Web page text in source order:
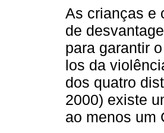
As crianças e
de
para garantir
los da
dos quatro
2000) existe
ao menos um